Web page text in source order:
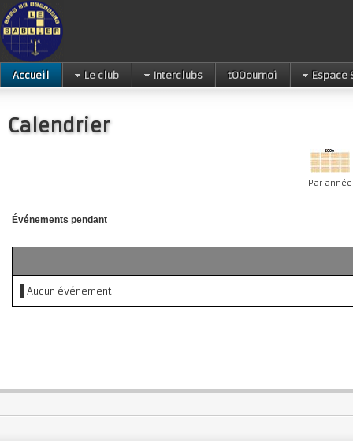
Accueil Le club Interclubs tOOournoi Espace
Calendrier
Par année
Événements pendant
Aucun événement